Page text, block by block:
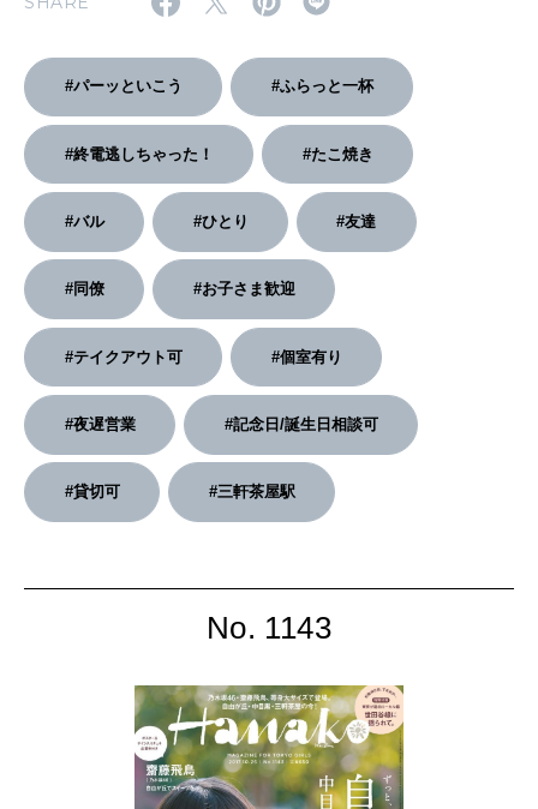
2026年1月号「猫がいれば、幸せ」
2025年12月号「お酒の新常識。」
#パーッといこう #ふらっと一杯
#終電逃しちゃった！ #たこ焼き
#バル #ひとり #友達
#同僚 #お子さま歓迎
#テイクアウト可 #個室有り
#夜遅営業 #記念日/誕生日相談可
#貸切可 #三軒茶屋駅
No. 1143